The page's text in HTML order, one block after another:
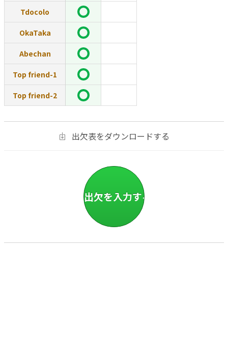
Tdocolo
OkaTaka
Abechan
Top friend-1
Top friend-2
出欠表をダウンロードする